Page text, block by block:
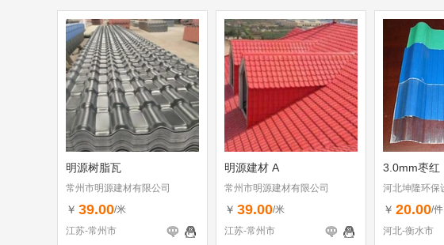
明源树脂瓦
常州市明源建材有限公司
￥ 39.00/米
江苏-常州市
明源建材 A
常州市明源建材有限公司
￥ 39.00/米
江苏-常州市
3.0mm枣红
河北坤隆环保
￥ 20.00/件
河北-衡水市